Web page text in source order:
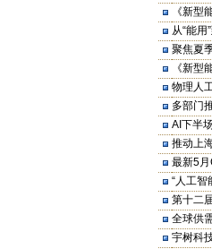
《新型
从“能用
聚焦夏
《新型
物理人
多部门
AI下半
推动上
最新5
“人工智
第十二
全球供
宇树科